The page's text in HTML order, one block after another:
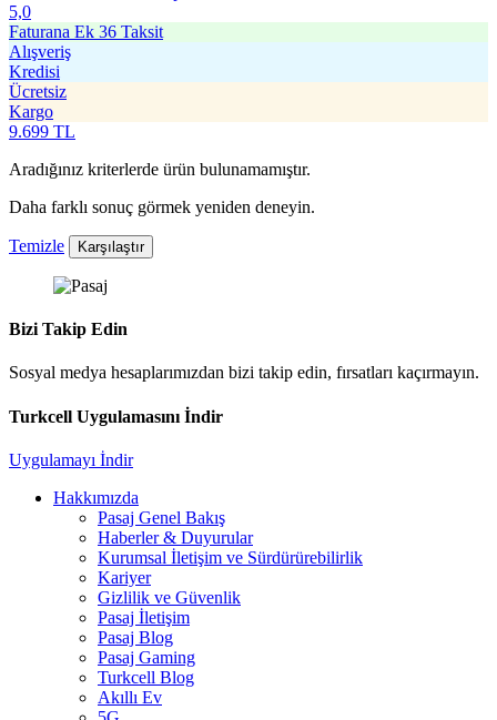
5,0
Faturana Ek 36 Taksit
Alışveriş
Kredisi
Ücretsiz
Kargo
9.699 TL
Aradığınız kriterlerde ürün bulunamamıştır.
Daha farklı sonuç görmek yeniden deneyin.
Temizle Karşılaştır
Bizi Takip Edin
Sosyal medya hesaplarımızdan bizi takip edin, fırsatları kaçırmayın.
Turkcell Uygulamasını İndir
Uygulamayı İndir
Hakkımızda
Pasaj Genel Bakış
Haberler & Duyurular
Kurumsal İletişim ve Sürdürürebilirlik
Kariyer
Gizlilik ve Güvenlik
Pasaj İletişim
Pasaj Blog
Pasaj Gaming
Turkcell Blog
Akıllı Ev